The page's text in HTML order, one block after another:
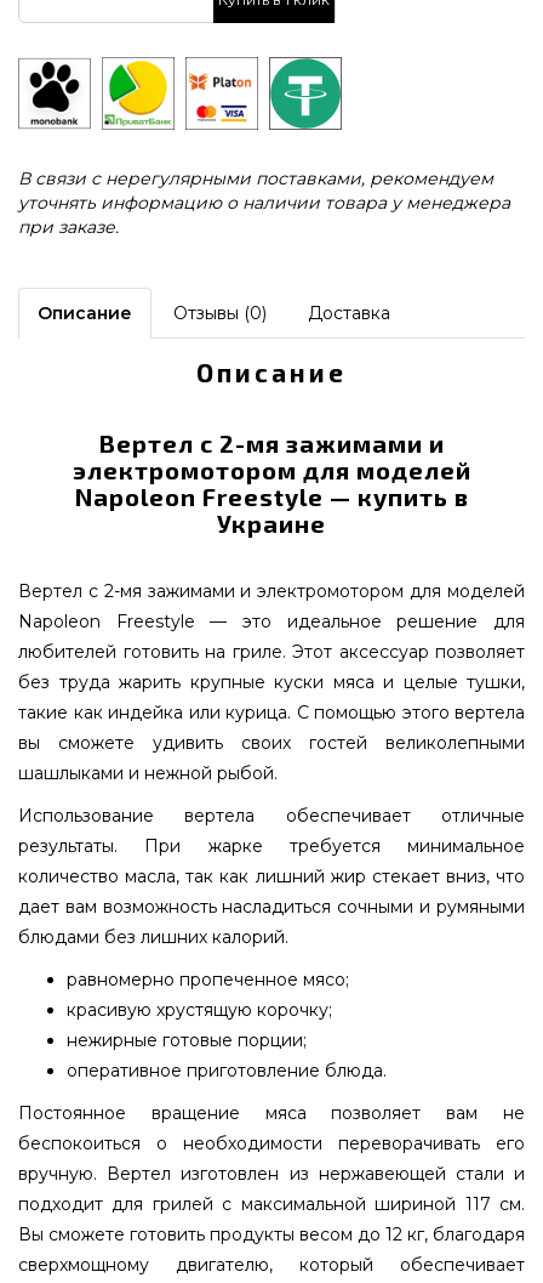
В связи с нерегулярными поставками, рекомендуем
уточнять информацию о наличии товара у менеджера
при заказе.
Описание Отзывы (0) Доставка
Описание
Вертел с 2-мя зажимами и
электромотором для моделей
Napoleon Freestyle — купить в
Украине
Вертел с 2-мя зажимами и электромотором для моделей
Napoleon Freestyle — это идеальное решение для
любителей готовить на гриле. Этот аксессуар позволяет
без труда жарить крупные куски мяса и целые тушки,
такие как индейка или курица. С помощью этого вертела
вы сможете удивить своих гостей великолепными
шашлыками и нежной рыбой.
Использование вертела обеспечивает отличные
результаты. При жарке требуется минимальное
количество масла, так как лишний жир стекает вниз, что
дает вам возможность насладиться сочными и румяными
блюдами без лишних калорий.
равномерно пропеченное мясо;
красивую хрустящую корочку;
нежирные готовые порции;
оперативное приготовление блюда.
Постоянное вращение мяса позволяет вам не
беспокоиться о необходимости переворачивать его
вручную. Вертел изготовлен из нержавеющей стали и
подходит для грилей с максимальной шириной 117 см.
Вы сможете готовить продукты весом до 12 кг, благодаря
сверхмощному двигателю, который обеспечивает